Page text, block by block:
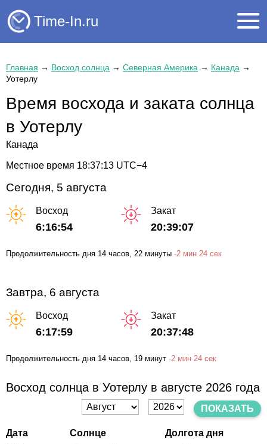
Time-In.ru
Главная → Восход солнца → Северная Америка → Канада →
Уотерлу
Время восхода и заката солнца
в Уотерлу
Канада
Местное время 18:37:14 UTC−4
Сегодня, 5 августа
Восход
6:16:54
Закат
20:39:07
Продолжительность дня 14 часов , 22 минуты -2 мин 24 сек
Завтра, 6 августа
Восход
6:17:59
Закат
20:37:48
Продолжительность дня 14 часов, 19 минут -2 мин 24 сек
Восход солнца в Уотерлу в августе 2026 года
ПОКАЗАТЬ
Дата Солнце Долгота дня